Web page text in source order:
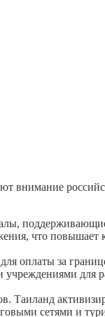
внимание
что повышает
оплаты за
для
Таиланд
сетями и